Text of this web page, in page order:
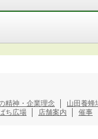
精神・企業理念
山田養蜂
ち広場 店舗案内 催事